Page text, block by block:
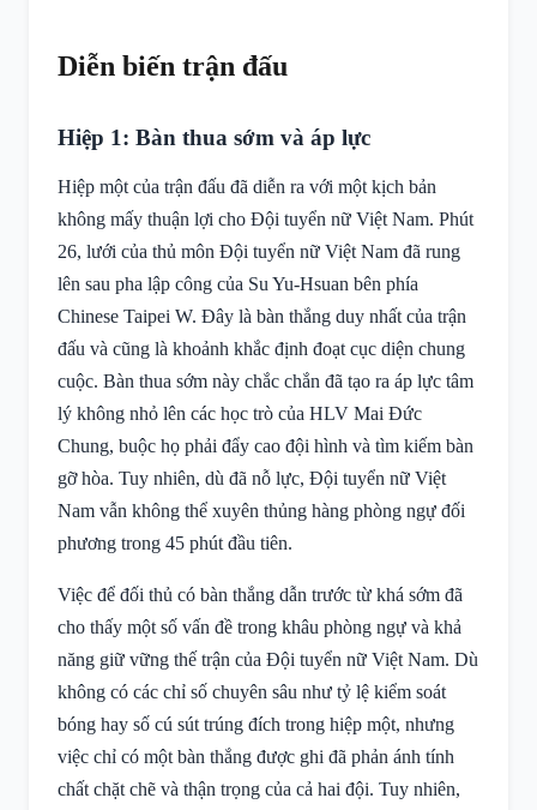
Diễn biến trận đấu
Hiệp 1: Bàn thua sớm và áp lực
Hiệp một của trận đấu đã diễn ra với một kịch bản
không mấy thuận lợi cho Đội tuyển nữ Việt Nam. Phút
26, lưới của thủ môn Đội tuyển nữ Việt Nam đã rung
lên sau pha lập công của Su Yu-Hsuan bên phía
Chinese Taipei W. Đây là bàn thắng duy nhất của trận
đấu và cũng là khoảnh khắc định đoạt cục diện chung
cuộc. Bàn thua sớm này chắc chắn đã tạo ra áp lực tâm
lý không nhỏ lên các học trò của HLV Mai Đức
Chung, buộc họ phải đẩy cao đội hình và tìm kiếm bàn
gỡ hòa. Tuy nhiên, dù đã nỗ lực, Đội tuyển nữ Việt
Nam vẫn không thể xuyên thủng hàng phòng ngự đối
phương trong 45 phút đầu tiên.
Việc để đối thủ có bàn thắng dẫn trước từ khá sớm đã
cho thấy một số vấn đề trong khâu phòng ngự và khả
năng giữ vững thế trận của Đội tuyển nữ Việt Nam. Dù
không có các chỉ số chuyên sâu như tỷ lệ kiểm soát
bóng hay số cú sút trúng đích trong hiệp một, nhưng
việc chỉ có một bàn thắng được ghi đã phản ánh tính
chất chặt chẽ và thận trọng của cả hai đội. Tuy nhiên,